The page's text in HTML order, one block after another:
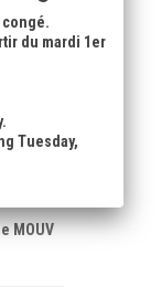
MOUV
du mardi 1er
Tuesday,